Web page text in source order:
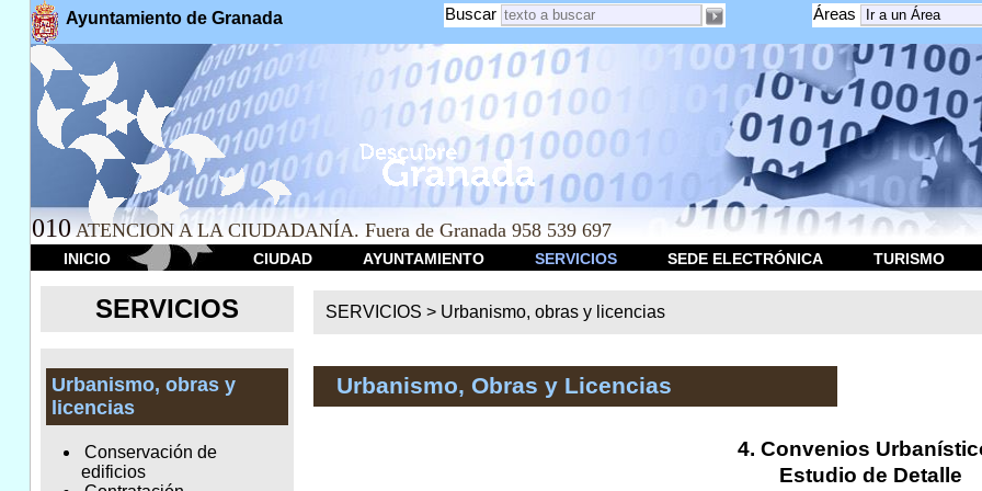
Ayuntamiento de Granada Áreas
Buscar
010 ATENCION A LA CIUDADANÍA. Fuera de Granada 958 539 697
INICIO CIUDAD AYUNTAMIENTO SERVICIOS SEDE ELECTRÓNICA TURISMO
SERVICIOS
Urbanismo, obras y
licencias
Conservación de
edificios
SERVICIOS > Urbanismo, obras y licencias
Urbanismo, Obras y Licencias
4. Convenios
Estudio de Detalle